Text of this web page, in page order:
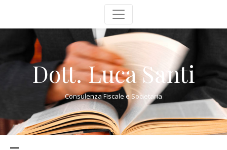
Dott. Luca Santi
Consulenza Fiscale e Societaria